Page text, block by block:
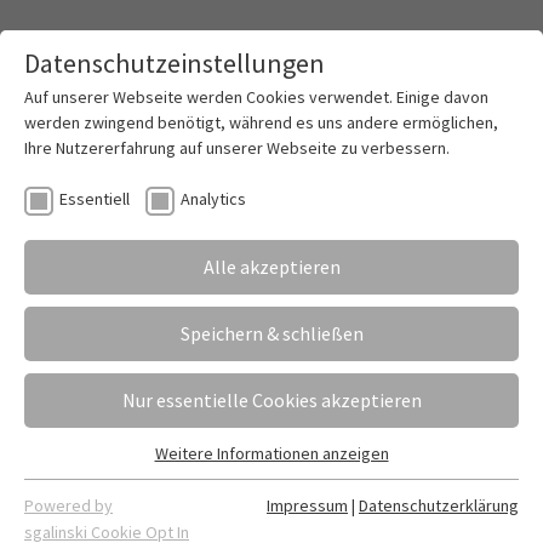
Aktuelles aus dem Schulleben
7 8 9 10 11
Datenschutzeinstellungen
Auf unserer Webseite werden Cookies verwendet. Einige davon
werden zwingend benötigt, während es uns andere ermöglichen,
Ihre Nutzererfahrung auf unserer Webseite zu verbessern.
Essentiell Analytics
Alle akzeptieren
Speichern & schließen
Nur essentielle Cookies akzeptieren
Essentielle Cookies werden für grundlegende Funktionen der
Webseite benötigt. Dadurch ist gewährleistet, dass die
Weitere Informationen anzeigen
Powered by
sgalinski Cookie Opt In
Impressum | Datenschutzerklärung